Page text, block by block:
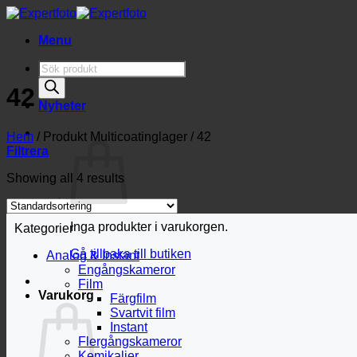
Skip
contentMenu
Produktsökning
Nyheter
Inga produkter i varukorgen.
Gå tillbaka till butiken
Varukorg
42
Hem / Produkt Multicoatinglager / 42
Filtrera
Showing all 4 results
Kategorier
Analog & Instant
Engångskameror
Film
Färgfilm
Svartvit film
Instant
Flergångskameror